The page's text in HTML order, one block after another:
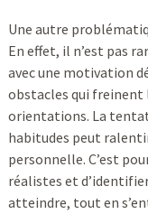
Une autre
En effet, il n’est pas
avec une motivation
obstacles qui freinent
orientations. La
habitudes peut
personnelle. C’est
réalistes et
atteindre, tout en